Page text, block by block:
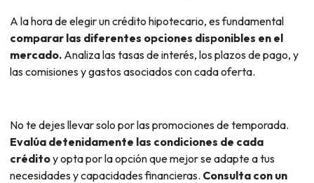
A la hora de elegir un crédito hipotecario, es fundamental
comparar las diferentes opciones disponibles en el
mercado. Analiza las tasas de interés, los plazos de pago, y
las comisiones y gastos asociados con cada oferta.
No te dejes llevar solo por las promociones de temporada.
Evalúa detenidamente las condiciones de cada
créditoy opta por la opción que mejor se adapte a tus
necesidades y capacidades financieras. Consulta con un